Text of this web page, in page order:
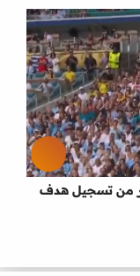
من تسجيل هدف